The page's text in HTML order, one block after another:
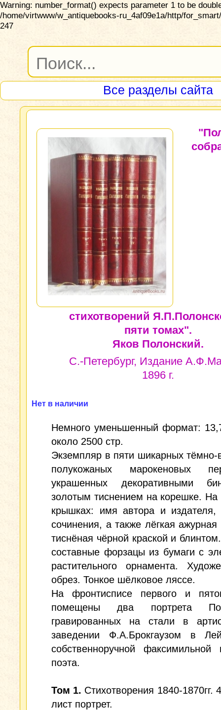
Warning: number_format() expects parameter 1 to be
/home/virtwww/w_antiquebooks-ru_4af09e1a/http/
247
Все разделы сайта
стихотворений
пяти томах".
Яков Полонский.
С.-Петербург, Издание
1896 г.
Нет в наличии
Немного уменьшенный формат:
около 2500 стр.
Экземпляр в пяти шикарных
полукожаных марокеновых
украшенных декоративными
золотым тиснением на корешке. На
крышках: имя автора и издателя,
сочинения, а также лёгкая ажурная
тиснёная чёрной краской и
составные форзацы из бумаги с
растительного орнамента.
обрез. Тонкое шёлковое ляссе.
На фронтисписе первого и
помещены два портрета
гравированных на стали в
заведении Ф.А.Брокгаузом в
собственноручной факсимильной
поэта.
Том 1. Стихотворения 1840-1870гг.
лист портрет.